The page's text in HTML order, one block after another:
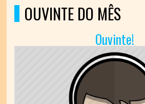
OUVINTE DO MÊS
Ouvinte!